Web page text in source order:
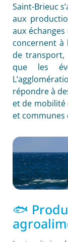
Saint-Brieuc
aux
aux
concernent à
de transport,
que les
répondre à
et de mobilité
et communes
🐟